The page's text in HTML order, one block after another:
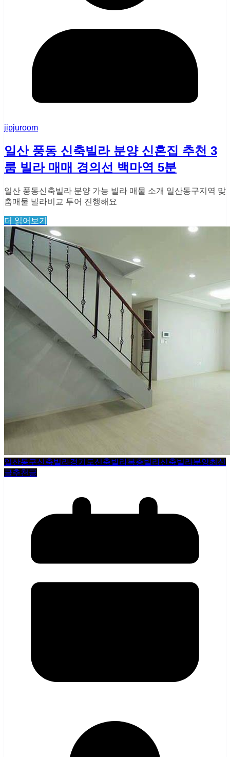
jipjuroom
일산 풍동 신축빌라 분양 신혼집 추천 3
룸 빌라 매매 경의선 백마역 5분
일산 풍동신축빌라 분양 가능 빌라 매물 소개 일산동구지역 맞
춤매물 빌라비교 투어 진행해요
더 읽어보기
일산동구신축빌라경기도신축빌라복층빌라신축빌라분양최신
글추천글